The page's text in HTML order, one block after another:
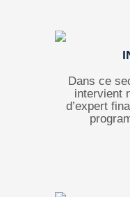
Dans ce
intervient
d’expert